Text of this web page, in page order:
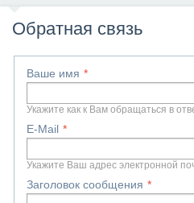
Обратная связь
Ваше имя
Укажите как к Вам обращаться в
E-Mail
Укажите Ваш адрес электронной
Заголовок сообщения